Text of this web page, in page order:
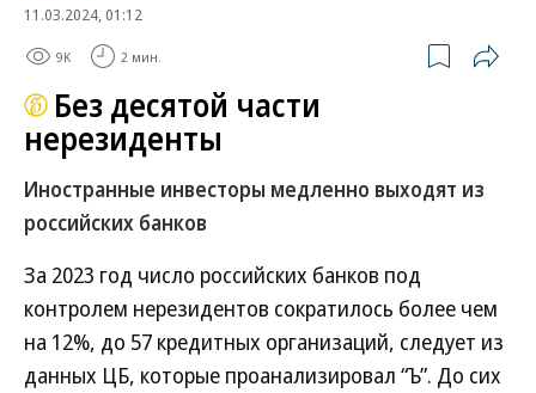
11.03.2024, 01:12
9K 2 мин.
Без десятой части
нерезиденты
Иностранные инвесторы медленно выходят из
российских банков
За 2023 год число российских банков под
контролем нерезидентов сократилось более чем
на 12%, до 57 кредитных организаций, следует из
данных ЦБ, которые проанализировал “Ъ”. До сих